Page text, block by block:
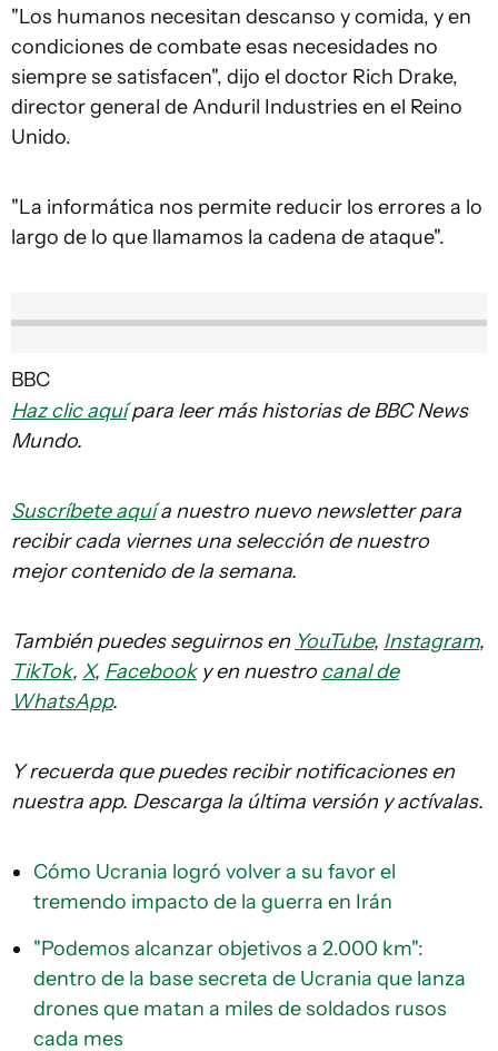
"Los humanos necesitan descanso y comida, y en
condiciones de combate esas necesidades no
siempre se satisfacen", dijo el doctor Rich Drake,
director general de Anduril Industries en el Reino
Unido.
"La informática nos permite reducir los errores a lo
largo de lo que llamamos la cadena de ataque".
BBC
Haz clic aquípara leer más historias de BBC News
Mundo.
Suscríbete aquía nuestro nuevo newsletter para
recibir cada viernes una selección de nuestro
mejor contenido de la semana.
También puedes seguirnos en YouTube, Instagram,
TikTok, X, Facebooky en nuestro canal de
WhatsApp.
Y recuerda que puedes recibir notificaciones en
nuestra app. Descarga la última versión y actívalas.
Cómo Ucrania logró volver a su favor el
tremendo impacto de la guerra en Irán
"Podemos alcanzar objetivos a 2.000 km":
dentro de la base secreta de Ucrania que lanza
drones que matan a miles de soldados rusos
cada mes